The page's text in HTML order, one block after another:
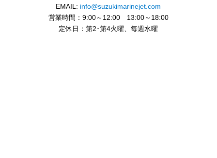
EMAIL: info@suzukimarinejet.com
営業時間：9:00～12:00 13:00～18:00
定休日：第2･第4火曜、毎週水曜